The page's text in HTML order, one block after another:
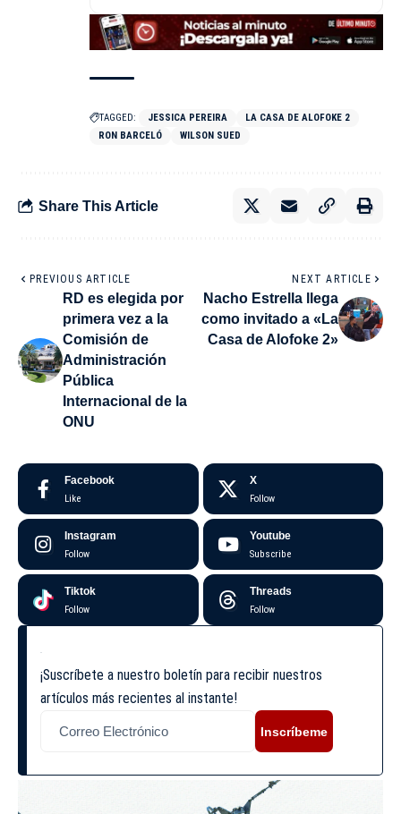
TAGGED: JESSICA PEREIRA
LA CASA DE ALOFOKE 2
RON BARCELÓ
WILSON SUED
Share This Article
PREVIOUS ARTICLE
RD es elegida por
primera vez a la
Comisión de
Administración
Pública
Internacional de la
ONU
NEXT ARTICLE
Nacho Estrella llega
como invitado a «La
Casa de Alofoke 2»
Facebook
Like
X
Follow
Instagram
Follow
Youtube
Subscribe
Tiktok
Follow
Threads
Follow
¡Suscríbete a nuestro boletín para recibir nuestros
artículos más recientes al instante!
Inscríbeme